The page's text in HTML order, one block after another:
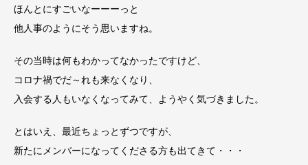
ほんとにすごいなーーーっと
他人事のようにそう思いますね。
その当時は何もわかってなかったですけど、
コロナ禍でだ～れも来なくなり、
入会する人もいなくなってみて、ようやく気づきました。
とはいえ、最近ちょっとずつですが、
新たにメンバーになってくださる方も出てきて・・・